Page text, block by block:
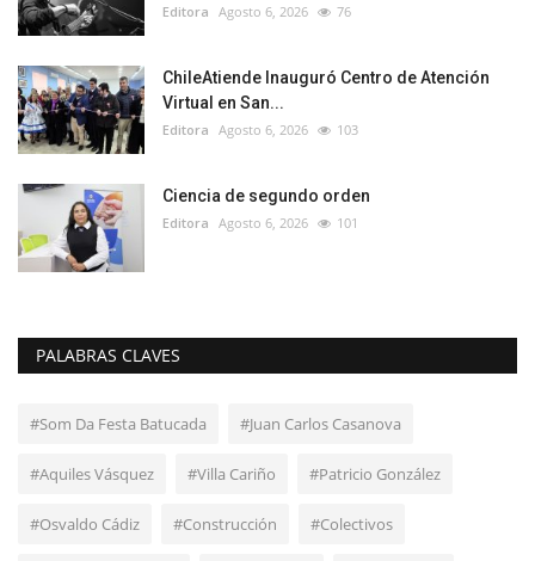
Editora Agosto 6, 2026 76
ChileAtiende Inauguró Centro de Atención
Virtual en San...
Editora Agosto 6, 2026 103
Ciencia de segundo orden
Editora Agosto 6, 2026 101
PALABRAS CLAVES
#Som Da Festa Batucada #Juan Carlos Casanova
#Aquiles Vásquez #Villa Cariño #Patricio González
#Osvaldo Cádiz #Construcción #Colectivos